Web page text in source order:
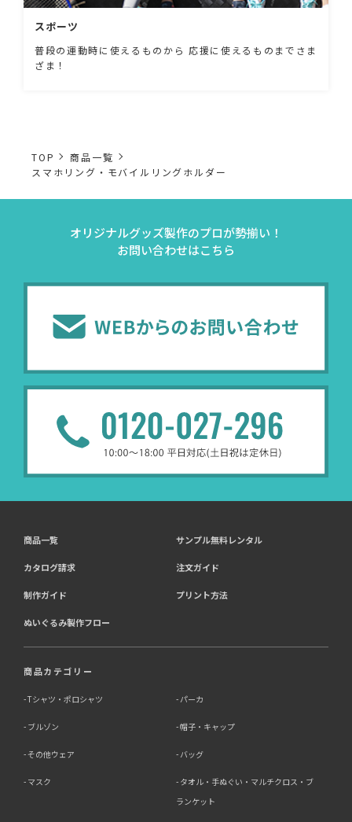
スポーツ
普段の運動時に使えるものから 応援に使えるものまでさま
ざま！
TOP
商品一覧
スマホリング・モバイルリングホルダー
オリジナルグッズ製作のプロが勢揃い！
お問い合わせはこちら
商品一覧 サンプル無料レンタル
カタログ請求 注文ガイド
制作ガイド プリント方法
ぬいぐるみ製作フロー
商品カテゴリー
Tシャツ・ポロシャツ パーカ
ブルゾン 帽子・キャップ
その他ウェア バッグ
マスク
タオル・手ぬぐい・マルチクロス・ブ
ランケット